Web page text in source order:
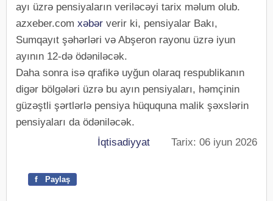
ayı üzrə pensiyaların veriləcəyi tarix məlum olub.
azxeber.com xəbər verir ki, pensiyalar Bakı,
Sumqayıt şəhərləri və Abşeron rayonu üzrə iyun
ayının 12-də ödəniləcək.
Daha sonra isə qrafikə uyğun olaraq respublikanın
digər bölgələri üzrə bu ayın pensiyaları, həmçinin
güzəştli şərtlərlə pensiya hüququna malik şəxslərin
pensiyaları da ödəniləcək.
İqtisadiyyat Tarix: 06 iyun 2026
f Paylaş